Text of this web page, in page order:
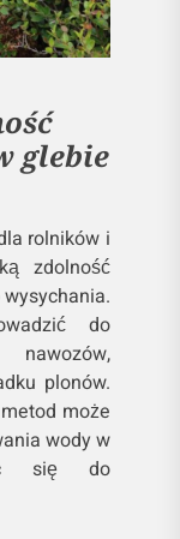
glebie
rolników i
zdolność
do
plonów.
może
wody w
się do